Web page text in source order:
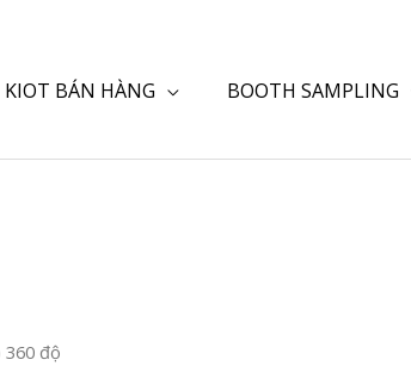
KIOT BÁN HÀNG BOOTH SAMPLING
360 độ